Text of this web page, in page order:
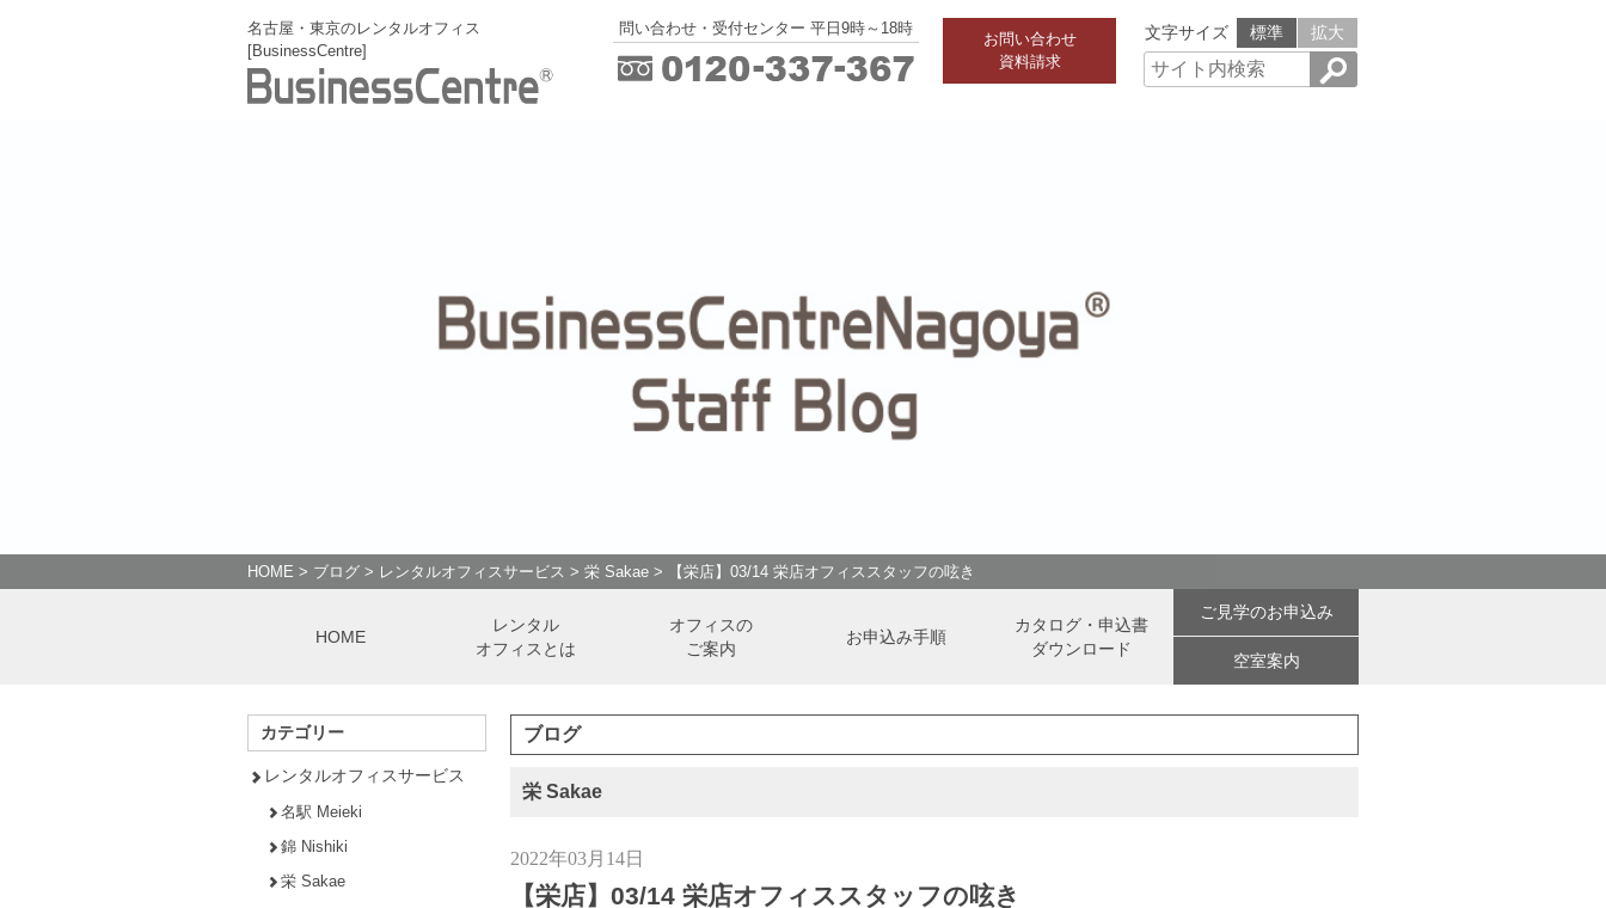
名古屋・東京のレンタルオフィス
[BusinessCentre]
問い合わせ・受付センター 平日9時～18時
お問い合わせ
資料請求
文字サイズ 標準 拡大
HOME > ブログ > レンタルオフィスサービス > 栄 Sakae > 【栄店】03/14 栄店オフィススタッフの呟き
HOME
レンタル
オフィスとは
オフィスの
ご案内
お申込み手順
カタログ・申込書
ダウンロード
ご見学のお申込み
空室案内
ブログ
栄 Sakae
2022年03月14日
【栄店】03/14 栄店オフィススタッフの呟き
カテゴリー
レンタルオフィスサービス
名駅 Meieki
錦 Nishiki
栄 Sakae